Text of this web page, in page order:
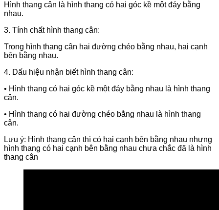
Hình thang cân là hình thang có hai góc kề một đáy bằng
nhau.
3. Tính chất hình thang cân:
Trong hình thang cân hai đường chéo bằng nhau, hai cạnh
bên bằng nhau.
4. Dấu hiệu nhận biết hình thang cân:
• Hình thang có hai góc kề một đáy bằng nhau là hình thang
cân.
• Hình thang có hai đường chéo bằng nhau là hình thang
cân.
Lưu ý: Hình thang cân thì có hai cạnh bên bằng nhau nhưng
hình thang có hai cạnh bên bằng nhau chưa chắc đã là hình
thang cân